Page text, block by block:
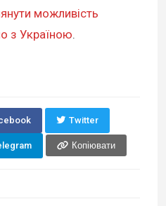
можливість
з Україною.
Twitter
Копіювати